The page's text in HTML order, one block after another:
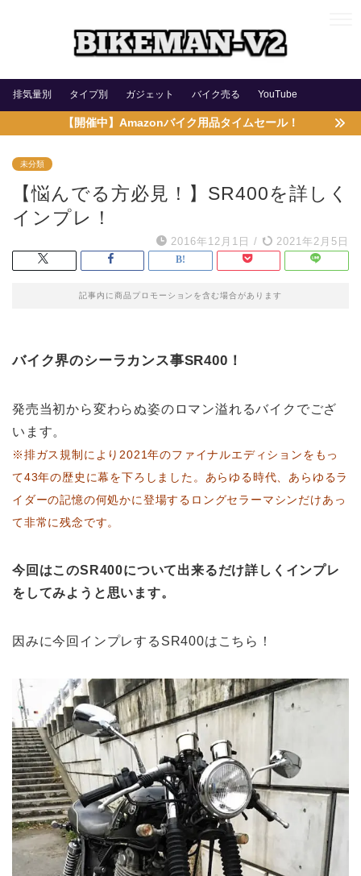
排気量別 タイプ別 ガジェット バイク売る YouTube
【開催中】Amazonバイク用品タイムセール！
未分類
【悩んでる方必見！】SR400を詳しく
インプレ！
2016年12月1日 / 2021年2月5日
記事内に商品プロモーションを含む場合があります
バイク界のシーラカンス事SR400 ！
発売当初から変わらぬ姿のロマン溢れるバイクでござ
います。
※排ガス規制により2021年のファイナルエディションをもっ
て43年の歴史に幕を下ろしました。あらゆる時代、あらゆるラ
イダーの記憶の何処かに登場するロングセラーマシンだけあっ
て非常に残念です。
今回はこのSR400について出来るだけ詳しくインプレ
をしてみようと思います。
因みに今回インプレするSR400はこちら！